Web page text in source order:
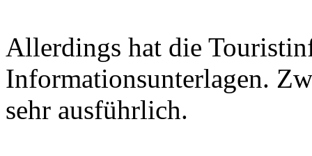
Allerdings hat die
Informationsunterlagen.
sehr ausführlich.